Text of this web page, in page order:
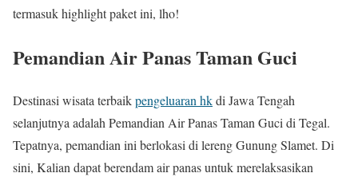
termasuk highlight paket ini, lho!
Pemandian Air Panas Taman Guci
Destinasi wisata terbaikpengeluaran hkdi Jawa Tengah
selanjutnya adalah Pemandian Air Panas Taman Guci di Tegal.
Tepatnya, pemandian ini berlokasi di lereng Gunung Slamet. Di
sini, Kalian dapat berendam air panas untuk merelaksasikan